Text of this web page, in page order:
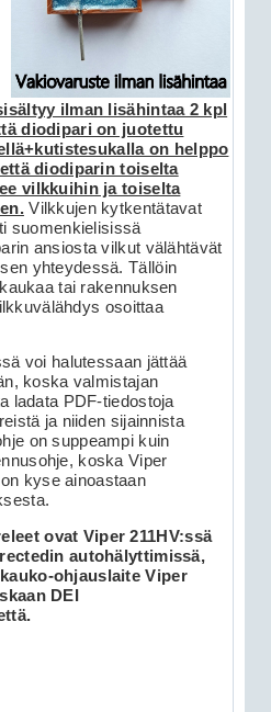
ilman lisähintaa 2 kpl
diodipari on juotettu
on helppo
diodiparin toiselta
vilkkuihin ja toiselta
Vilkkujen kytkentätavat
suomenkielisissä
ansiosta vilkut välähtävät
yhteydessä. Tällöin
tai rakennuksen
osoittaa
voi halutessaan jättää
koska valmistajan
ladata PDF-tiedostoja
ja niiden sijainnista
on suppeampi kuin
koska Viper
kyse ainoastaan
ovat Viper 211HV:ssä
autohälyttimissä,
ohjauslaite Viper
DEI